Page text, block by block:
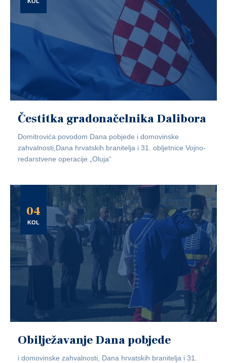
Čestitka gradonačelnika Dalibora
Domitrovića povodom Dana pobjede i domovinske
zahvalnosti,Dana hrvatskih branitelja i 31. obljetnice Vojno-
redarstvene operacije „Oluja“
04
KOL
Obilježavanje Dana pobjede
i domovinske zahvalnosti, Dana hrvatskih branitelja i 31.